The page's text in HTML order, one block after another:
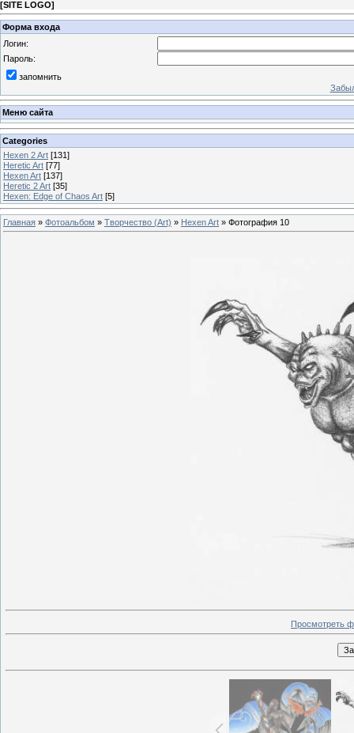
[SITE LOGO]
Форма входа
Логин:
Пароль:
запомнить
Меню сайта
Categories
Hexen 2 Art [131]
Heretic Art [77]
Hexen Art [137]
Heretic 2 Art [35]
Hexen: Edge of Chaos Art [5]
Главная » Фотоальбом » Творчество (Art) » Hexen Art » Фотография 10
Просмотреть